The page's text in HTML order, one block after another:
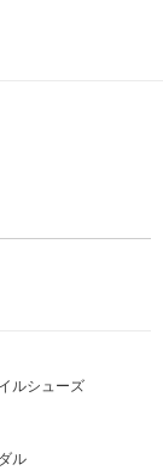
ルシューズ
ル